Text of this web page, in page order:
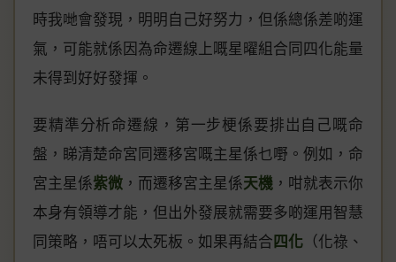
時我哋會發現，明明自己好努力，但係總係差啲運
氣，可能就係因為命遷線上嘅星曜組合同四化能量
未得到好好發揮。
要精準分析命遷線，第一步梗係要排岀自己嘅命
盤，睇清楚命宮同遷移宮嘅主星係乜嘢。例如，命
宮主星係紫微 ，而遷移宮主星係天機 ，咁就表示你
本身有領導才能，但出外發展就需要多啲運用智慧
同策略，唔可以太死板。如果再結合 四化 （化祿、